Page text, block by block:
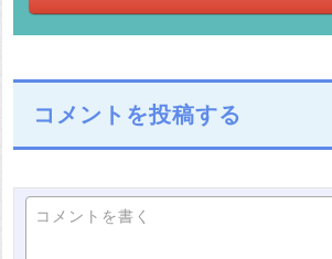
コメントを投稿する
コメントを書く